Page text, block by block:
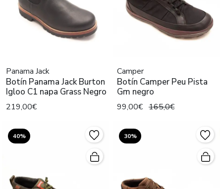
Panama Jack
Botín Panama Jack Burton
Igloo C1 napa Grass Negro
219,00€
Camper
Botín Camper Peu Pista
Gm negro
99,00€ 165,0€
40% 30%